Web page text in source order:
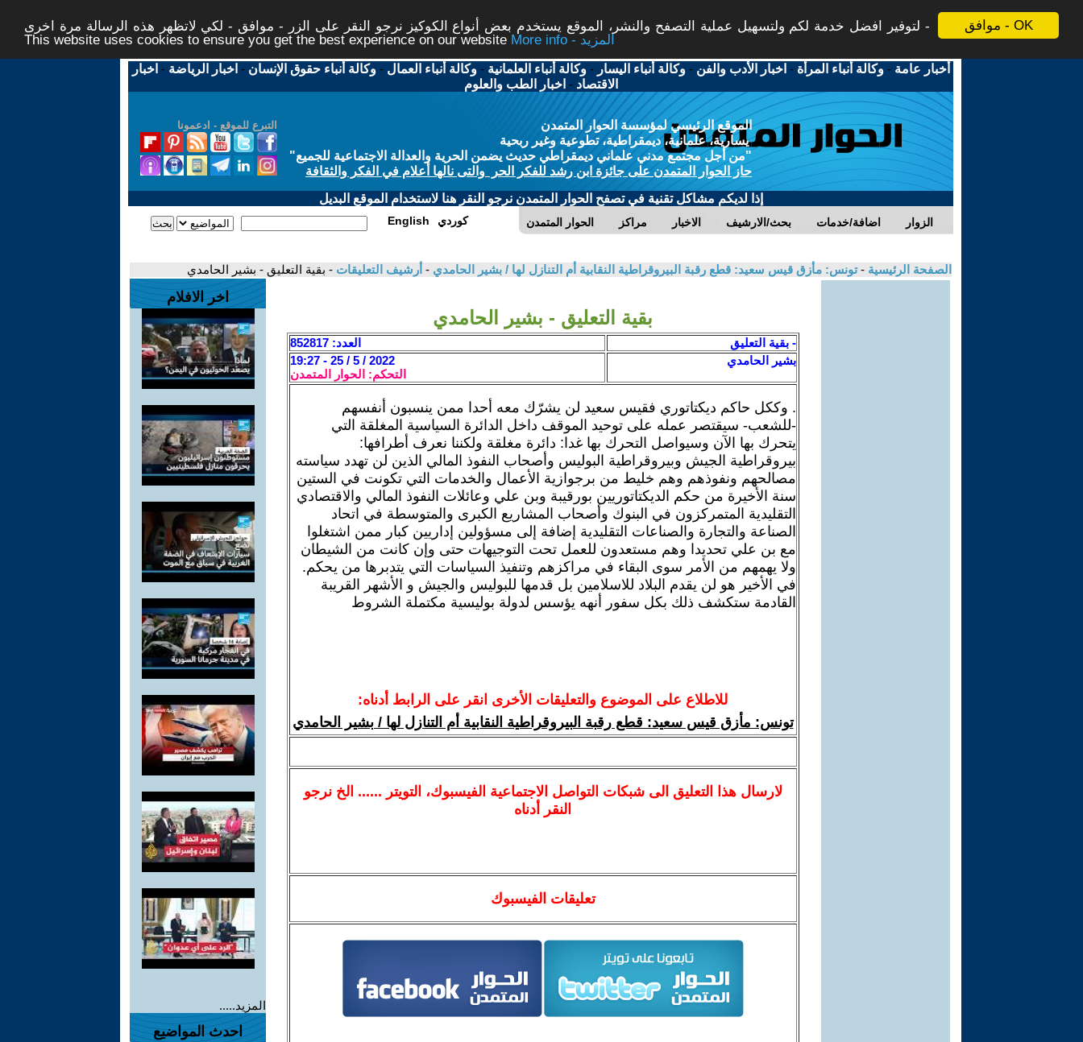
موافق - OK
لتوفير افضل خدمة لكم ولتسهيل عملية التصفح والنشر، الموقع يستخدم بعض أنواع الكوكيز نرجو النقر على الزر - موافق - لكي لاتظهر هذه الرسالة مرة اخرى -
This website uses cookies to ensure you get the best experience on our website
More info - المزيد
أخبار عامة -وكالة أنباء المرأة - اخبار الأدب والفن -وكالة أنباء اليسار -وكالة أنباء العلمانية -وكالة أنباء العمال -وكالة أنباء حقوق الإنسان - اخبار الرياضة - اخبار
الاقتصاد - اخبار الطب والعلوم
التبرع للموقع - ادعمونا
الموقع الرئيسي لمؤسسة الحوار المتمدن
يسارية، علمانية، ديمقراطية، تطوعية وغير ربحية
"من أجل مجتمع مدني علماني ديمقراطي حديث يضمن الحرية والعدالة الاجتماعية للجميع"
حاز الحوار المتمدن على جائزة ابن رشد للفكر الحر والتى نالها أعلام في الفكر والثقافة
إذا لديكم مشاكل تقنية في تصفح الحوار المتمدن نرجو النقر هنا لاستخدام الموقع البديل
الحوار المتمدن مراكز الاخبار بحث/الارشيف اضافة/خدمات الزوار English كوردي
الصفحة الرئيسية -تونس: مأزق قيس سعيد: قطع رقبة البيروقراطية النقابية أم التنازل لها / بشير الحامدي - أرشيف التعليقات - بقية التعليق - بشير الحامدي
بقية التعليق - بشير الحامدي
- بقية التعليق
العدد: 852817
بشير الحامدي
2022 / 5 / 25 - 19:27
التحكم: الحوار المتمدن
. وككل حاكم ديكتاتوري فقيس سعيد لن يشرّك معه أحدا ممن ينسبون أنفسهم
-للشعب- سيقتصر عمله على توحيد الموقف داخل الدائرة السياسية المغلقة التي
يتحرك بها الآن وسيواصل التحرك بها غدا: دائرة مغلقة ولكننا نعرف أطرافها:
بيروقراطية الجيش وبيروقراطية البوليس وأصحاب النفوذ المالي الذين لن تهدد سياسته
مصالحهم ونفوذهم وهم خليط من برجوازية الأعمال والخدمات التي تكونت في الستين
سنة الأخيرة من حكم الديكتاتوريين بورقيبة وبن علي وعائلات النفوذ المالي والاقتصادي
التقليدية المتمركزون في البنوك وأصحاب المشاريع الكبرى والمتوسطة في اتحاد
الصناعة والتجارة والصناعات التقليدية إضافة إلى مسؤولين إداريين كبار ممن اشتغلوا
مع بن علي تحديدا وهم مستعدون للعمل تحت التوجيهات حتى وإن كانت من الشيطان
ولا يهمهم من الأمر سوى البقاء في مراكزهم وتنفيذ السياسات التي يتدبرها من يحكم.
في الأخير هو لن يقدم البلاد للاسلامين بل قدمها للبوليس والجيش و الأشهر القريبة
القادمة ستكشف ذلك بكل سفور أنهه يؤسس لدولة بوليسية مكتملة الشروط
للاطلاع على الموضوع والتعليقات الأخرى انقر على الرابط أدناه:
تونس: مأزق قيس سعيد: قطع رقبة البيروقراطية النقابية أم التنازل لها / بشير الحامدي
لارسالهذا التعليق الى شبكات التواصل الاجتماعية الفيسبوك، التويتر ...... الخ نرجو
النقر أدناه
تعليقات الفيسبوك
اخر الافلام
المزيد.....
احدث المواضيع